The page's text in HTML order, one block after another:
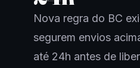
Nova regra do BC
segurem envios
até 24h antes de